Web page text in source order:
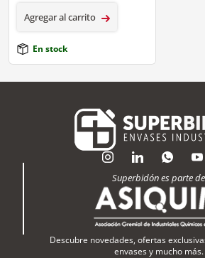
Agregar al carrito
En stock
Superbidón es parte
Descubre novedades, ofertas
envases y mucho más.